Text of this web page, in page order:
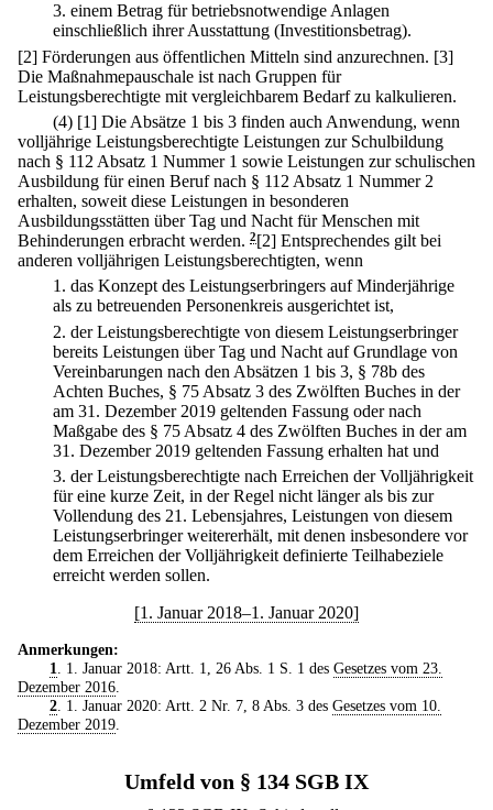
3. einem Betrag für betriebsnotwendige Anlagen
einschließlich ihrer Ausstattung (Investitionsbetrag).
[2] Förderungen aus öffentlichen Mitteln sind anzurechnen. [3]
Die Maßnahmepauschale ist nach Gruppen für
Leistungsberechtigte mit vergleichbarem Bedarf zu kalkulieren.
(4) [1] Die Absätze 1 bis 3 finden auch Anwendung, wenn
volljährige Leistungsberechtigte Leistungen zur Schulbildung
nach § 112 Absatz 1 Nummer 1 sowie Leistungen zur schulischen
Ausbildung für einen Beruf nach § 112 Absatz 1 Nummer 2
erhalten, soweit diese Leistungen in besonderen
Ausbildungsstätten über Tag und Nacht für Menschen mit
Behinderungen erbracht werden. 2[2] Entsprechendes gilt bei
anderen volljährigen Leistungsberechtigten, wenn
1. das Konzept des Leistungserbringers auf Minderjährige
als zu betreuenden Personenkreis ausgerichtet ist,
2. der Leistungsberechtigte von diesem Leistungserbringer
bereits Leistungen über Tag und Nacht auf Grundlage von
Vereinbarungen nach den Absätzen 1 bis 3, § 78b des
Achten Buches, § 75 Absatz 3 des Zwölften Buches in der
am 31. Dezember 2019 geltenden Fassung oder nach
Maßgabe des § 75 Absatz 4 des Zwölften Buches in der am
31. Dezember 2019 geltenden Fassung erhalten hat und
3. der Leistungsberechtigte nach Erreichen der Volljährigkeit
für eine kurze Zeit, in der Regel nicht länger als bis zur
Vollendung des 21. Lebensjahres, Leistungen von diesem
Leistungserbringer weitererhält, mit denen insbesondere vor
dem Erreichen der Volljährigkeit definierte Teilhabeziele
erreicht werden sollen.
[1. Januar 2018–1. Januar 2020]
Anmerkungen:
1
. 1. Januar 2018: Artt. 1, 26 Abs. 1 S. 1 des Gesetzes vom 23.
Dezember 2016
2. 1. Januar 2020: Artt. 2 Nr. 7, 8 Abs. 3 des Gesetzes vom 10.
Dezember 2019
Umfeld von § 134 SGB IX